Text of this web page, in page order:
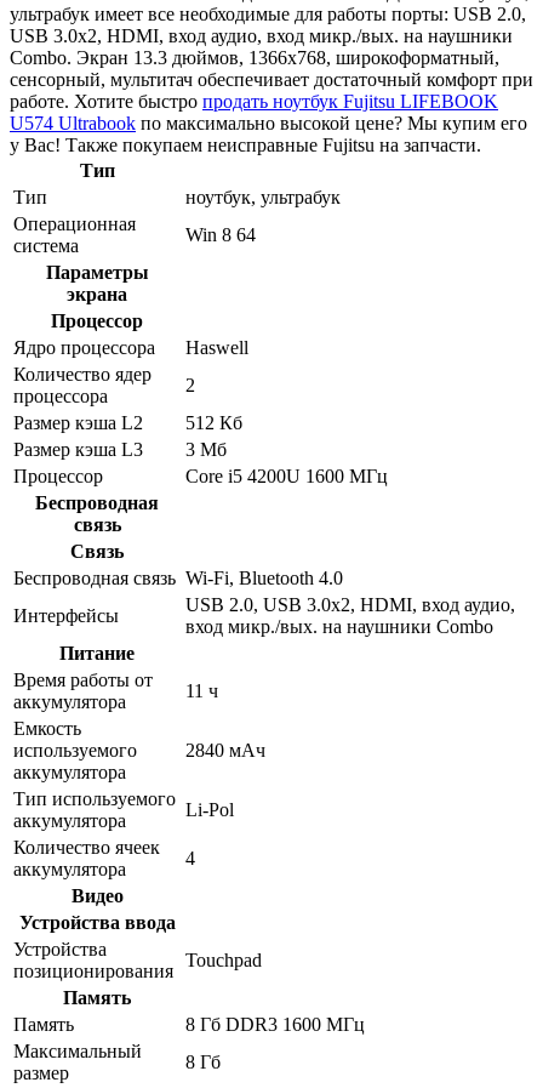
ультрабук имеет все необходимые для работы порты: USB 2.0,
USB 3.0x2, HDMI, вход аудио, вход микр./вых. на наушники
Combo. Экран 13.3 дюймов, 1366x768, широкоформатный,
сенсорный, мультитач обеспечивает достаточный комфорт при
работе. Хотите быстро продать ноутбук Fujitsu LIFEBOOK
U574 Ultrabook по максимально высокой цене? Мы купим его
у Вас! Также покупаем неисправные Fujitsu на запчасти.
Тип
Тип
ноутбук, ультрабук
Операционная
система
Win 8 64
Параметры
экрана
Процессор
Ядро процессора
Haswell
Количество ядер
процессора
2
Размер кэша L2
512 Кб
Размер кэша L3
3 Мб
Процессор
Core i5 4200U 1600 МГц
Беспроводная
связь
Связь
Беспроводная связь Wi-Fi, Bluetooth 4.0
Интерфейсы
USB 2.0, USB 3.0x2, HDMI, вход аудио,
вход микр./вых. на наушники Combo
Питание
Время работы от
аккумулятора
11 ч
Емкость
используемого
аккумулятора
2840 мАч
Тип используемого
аккумулятора
Li-Pol
Количество ячеек
аккумулятора
4
Видео
Устройства ввода
Устройства
позиционирования
Touchpad
Память
Память
8 Гб DDR3 1600 МГц
Максимальный
размер
8 Гб